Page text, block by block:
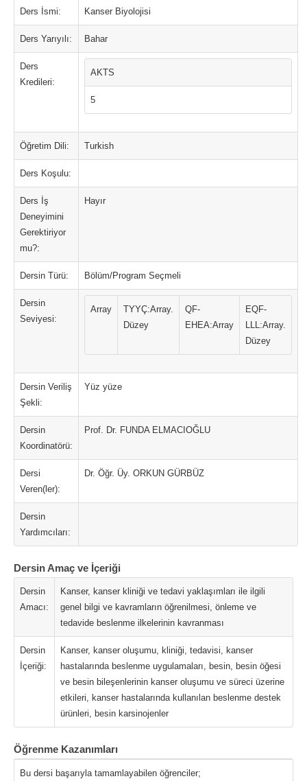
Ders İsmi: Kanser Biyolojisi
Ders Yarıyılı: Bahar
Ders
Kredileri:
AKTS
5
Öğretim Dili: Turkish
Ders Koşulu:
Ders İş
Deneyimini
Gerektiriyor
mu?:
Hayır
Dersin Türü: Bölüm/Program Seçmeli
Dersin
Seviyesi:
Array
TYYÇ:Array.
Düzey
QF-
EHEA:Array
EQF-
LLL:Array.
Düzey
Dersin Veriliş
Şekli:
Yüz yüze
Dersin
Koordinatörü:
Prof. Dr. FUNDA ELMACIOĞLU
Dersi
Veren(ler):
Dr. Öğr. Üy. ORKUN GÜRBÜZ
Dersin
Yardımcıları:
Dersin Amaç ve İçeriği
Dersin
Amacı:
Kanser, kanser kliniği ve tedavi yaklaşımları ile ilgili
genel bilgi ve kavramların öğrenilmesi, önleme ve
tedavide beslenme ilkelerinin kavranması
Dersin
İçeriği:
Kanser, kanser oluşumu, kliniği, tedavisi, kanser
hastalarında beslenme uygulamaları, besin, besin öğesi
ve besin bileşenlerinin kanser oluşumu ve süreci üzerine
etkileri, kanser hastalarında kullanılan beslenme destek
ürünleri, besin karsinojenler
Öğrenme Kazanımları
Bu dersi başarıyla tamamlayabilen öğrenciler;